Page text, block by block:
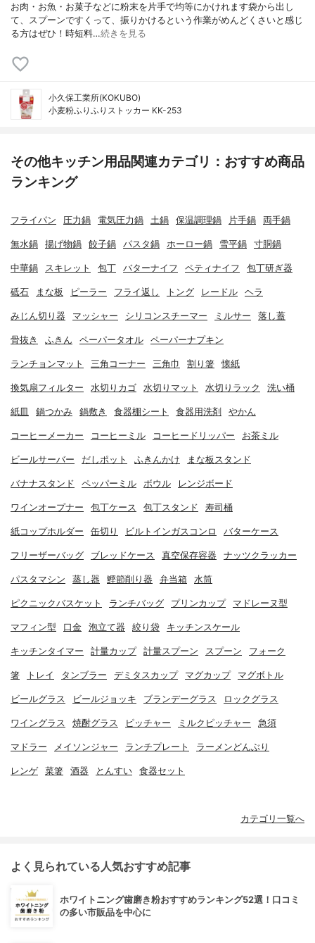
お肉・お魚・お菓子などに粉末を片手で均等にかけれます袋から出し
て、スプーンですくって、振りかけるという作業がめんどくさいと感じ
る方はぜひ！時短料…続きを見る
小久保工業所(KOKUBO)
小麦粉ふりふりストッカー KK-253
その他キッチン用品関連カテゴリ：おすすめ商品
ランキング
フライパン 圧力鍋 電気圧力鍋 土鍋 保温調理鍋 片手鍋 両手鍋
無水鍋 揚げ物鍋 餃子鍋 パスタ鍋 ホーロー鍋 雪平鍋 寸胴鍋
中華鍋 スキレット 包丁 バターナイフ ペティナイフ 包丁研ぎ器
砥石 まな板 ピーラー フライ返し トング レードル ヘラ
みじん切り器 マッシャー シリコンスチーマー ミルサー 落し蓋
骨抜き ふきん ペーパータオル ペーパーナプキン
ランチョンマット 三角コーナー 三角巾 割り箸 懐紙
換気扇フィルター 水切りカゴ 水切りマット 水切りラック 洗い桶
紙皿 鍋つかみ 鍋敷き 食器棚シート 食器用洗剤 やかん
コーヒーメーカー コーヒーミル コーヒードリッパー お茶ミル
ビールサーバー だしポット ふきんかけ まな板スタンド
バナナスタンド ペッパーミル ボウル レンジボード
ワインオープナー 包丁ケース 包丁スタンド 寿司桶
紙コップホルダー 缶切り ビルトインガスコンロ バターケース
フリーザーバッグ ブレッドケース 真空保存容器 ナッツクラッカー
パスタマシン 蒸し器 鰹節削り器 弁当箱 水筒
ピクニックバスケット ランチバッグ プリンカップ マドレーヌ型
マフィン型 口金 泡立て器 絞り袋 キッチンスケール
キッチンタイマー 計量カップ 計量スプーン スプーン フォーク
箸 トレイ タンブラー デミタスカップ マグカップ マグボトル
ビールグラス ビールジョッキ ブランデーグラス ロックグラス
ワイングラス 焼酎グラス ピッチャー ミルクピッチャー 急須
マドラー メイソンジャー ランチプレート ラーメンどんぶり
レンゲ 菜箸 酒器 とんすい 食器セット
カテゴリ一覧へ
よく見られている人気おすすめ記事
ホワイトニング歯磨き粉おすすめランキング52選！口コミ
の多い市販品を中心に